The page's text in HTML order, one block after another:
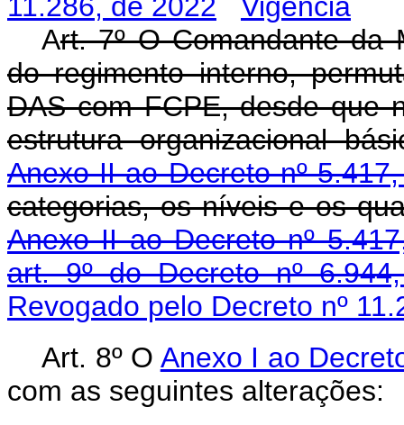
11.286, de 2022
Vigência
Art. 7º O Comandante da
do regimento interno,
DAS com FCPE, desde que
estrutura organizacional
Anexo II ao Decreto nº
categorias, os níveis e os
Anexo II ao Decreto nº
art. 9º do Decreto nº
Revogado pelo Decreto nº
Art. 8º O Anexo I ao
com as seguintes alterações: